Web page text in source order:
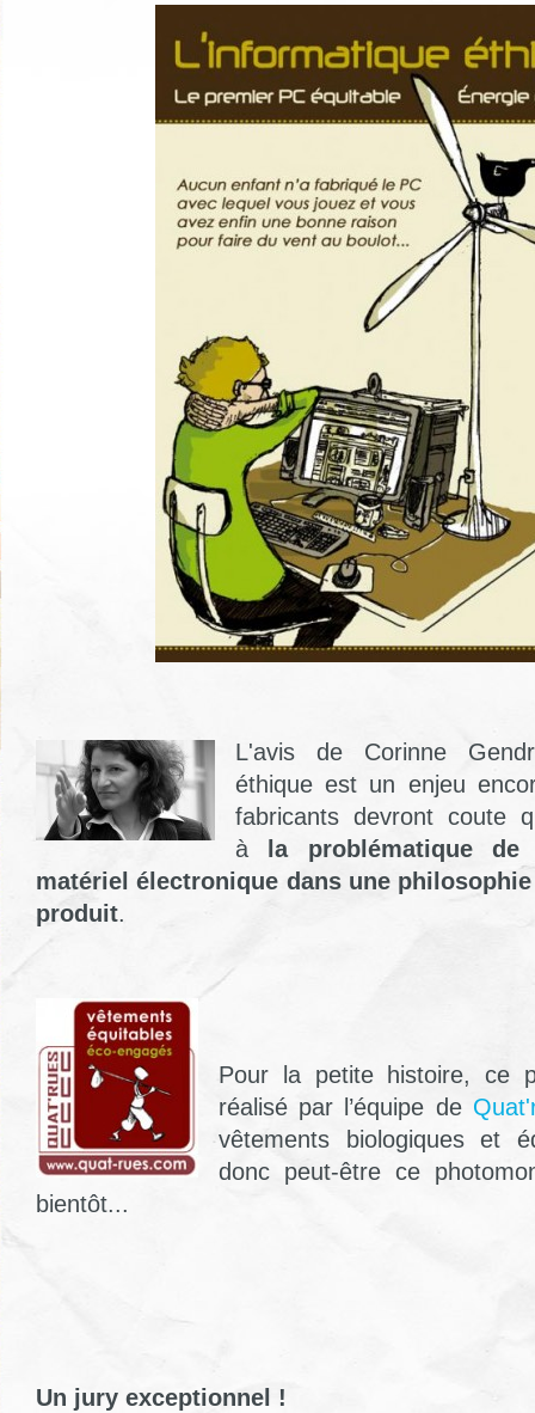
L'avis de Corinne
éthique est un enjeu
fabricants devront coute
à
la problématique
matériel électronique dans une
produit.
Pour la petite histoire, ce
réalisé par l’équipe de
vêtements biologiques et
donc peut-être ce
bientôt...
Un jury exceptionnel !